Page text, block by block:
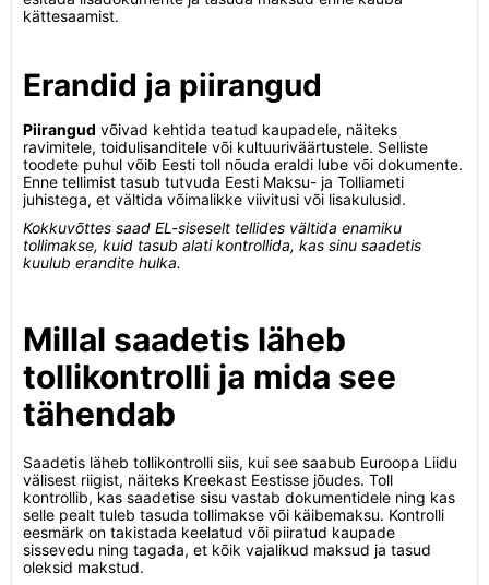
kättesaamist.
Erandid ja piirangud
Piirangud võivad kehtida teatud kaupadele, näiteks
ravimitele, toidulisanditele või kultuuriväärtustele. Selliste
toodete puhul võib Eesti toll nõuda eraldi lube või dokumente.
Enne tellimist tasub tutvuda Eesti Maksu- ja Tolliameti
juhistega, et vältida võimalikke viivitusi või lisakulusid.
Kokkuvõttes saad EL-siseselt tellides vältida enamiku
tollimakse, kuid tasub alati kontrollida, kas sinu saadetis
kuulub erandite hulka.
Millal saadetis läheb
tollikontrolli ja mida see
tähendab
Saadetis läheb tollikontrolli siis, kui see saabub Euroopa Liidu
välisest riigist, näiteks Kreekast Eestisse jõudes. Toll
kontrollib, kas saadetise sisu vastab dokumentidele ning kas
selle pealt tuleb tasuda tollimakse või käibemaksu. Kontrolli
eesmärk on takistada keelatud või piiratud kaupade
sissevedu ning tagada, et kõik vajalikud maksud ja tasud
oleksid makstud.